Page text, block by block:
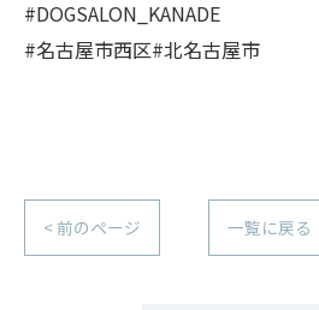
#DOGSALON_KANADE
#名古屋市西区#北名古屋市
< 前のページ 一覧に戻る